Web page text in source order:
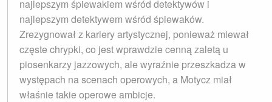
najlepszym śpiewakiem wśród detektywów i
najlepszym detektywem wśród śpiewaków.
Zrezygnował z kariery artystycznej, ponieważ miewał
częste chrypki, co jest wprawdzie cenną zaletą u
piosenkarzy jazzowych, ale wyraźnie przeszkadza w
występach na scenach operowych, a Motycz miał
właśnie takie operowe ambicje.